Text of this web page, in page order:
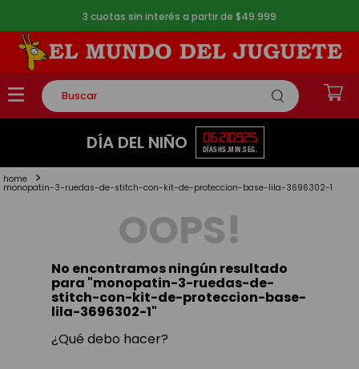
3 cuotas sin interés a partir de $49.999
Buscar
TÉRMINOS MÁS BUSCADOS
2.
lego
toy story
DÍA DEL NIÑO 06
DÍAS
21
HS.
09
MIN.
25
SEG.
monopatin-3-ruedas-de-stitch-con-kit-de-proteccion-base-lila-3696302-1
OOPS!
No encontramos ningún resultado
para "monopatin-3-ruedas-de-
stitch-con-kit-de-proteccion-base-
lila-3696302-1"
¿Qué debo hacer?